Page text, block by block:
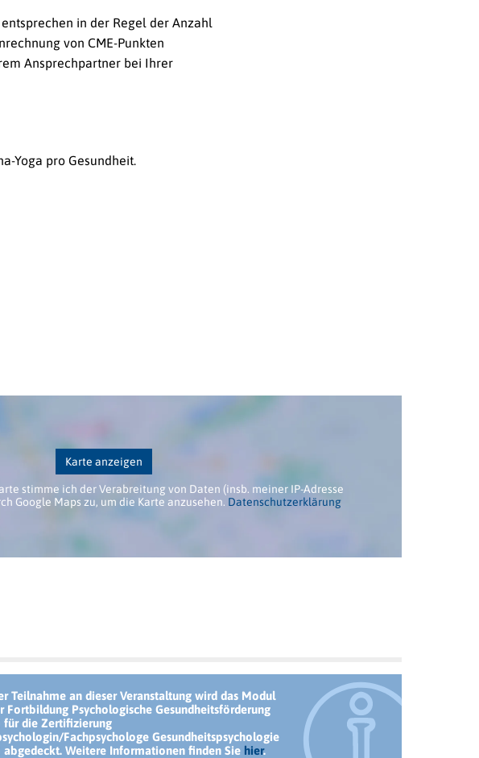
in der Regel der Anzahl
von CME-Punkten
Ansprechpartner bei Ihrer
Yoga pro Gesundheit.
Karte anzeigen
stimme ich der Verabreitung von Daten (insb. meiner IP-Adresse
Google Maps zu, um die Karte anzusehen. Datenschutzerklärung
Teilnahme an dieser Veranstaltung wird das Modul
Fortbildung Psychologische Gesundheitsförderung
für die Zertifizierung
Fachpsychologe Gesundheitspsychologie
abgedeckt. Weitere Informationen finden Sie hier.